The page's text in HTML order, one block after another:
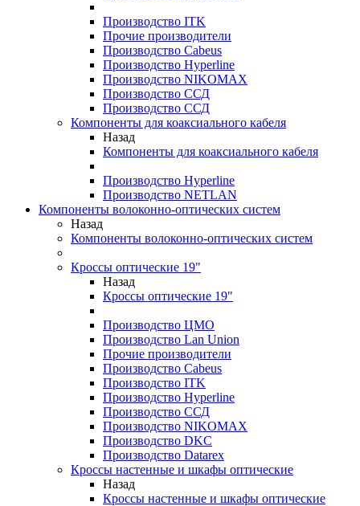
Производство ITK
Прочие производители
Производство Cabeus
Производство Hyperline
Производство NIKOMAX
Производство ССД
Производство ССД
Компоненты для коаксиального кабеля
Назад
Компоненты для коаксиального кабеля
Производство Hyperline
Производство NETLAN
Компоненты волоконно-оптических систем
Назад
Компоненты волоконно-оптических систем
Кроссы оптические 19"
Назад
Кроссы оптические 19"
Производство ЦМО
Производство Lan Union
Прочие производители
Производство Cabeus
Производство ITK
Производство Hyperline
Производство ССД
Производство NIKOMAX
Производство DKC
Производство Datarex
Кроссы настенные и шкафы оптические
Назад
Кроссы настенные и шкафы оптические